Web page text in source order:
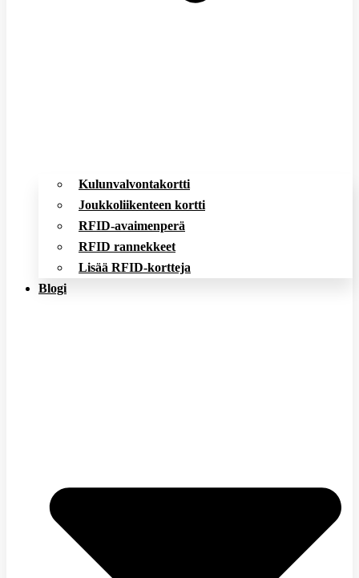
Kulunvalvontakortti
Joukkoliikenteen kortti
RFID-avaimenperä
RFID rannekkeet
Lisää RFID-kortteja
Blogi